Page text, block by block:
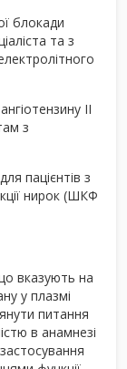
блокади
та з
ІІ
з
пацієнтів з
нирок (ШКФ
вказують на
у плазмі
питання
в анамнезі